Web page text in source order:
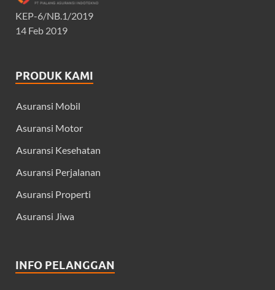
KEP-6/NB.1/2019
14 Feb 2019
PRODUK KAMI
Asuransi Mobil
Asuransi Motor
Asuransi Kesehatan
Asuransi Perjalanan
Asuransi Properti
Asuransi Jiwa
INFO PELANGGAN